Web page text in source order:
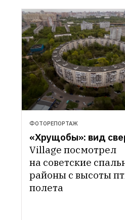
ФОТОРЕПОРТАЖ
«Хрущобы»: вид
Village посмотрел
на советские
районы с высоты
полета